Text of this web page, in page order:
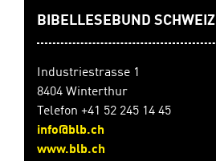
BIBELLESEBUND SCHWEIZ
Industriestrasse 1
8404 Winterthur
Telefon +41 52 245 14 45
info@blb.ch
www.blb.ch